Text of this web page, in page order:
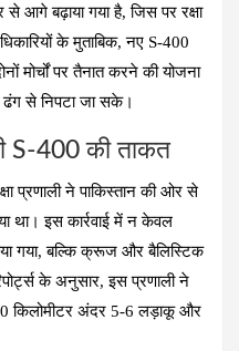
आगे बढ़ाया गया है, जिस पर रक्षा
के मुताबिक, नए S-400
मोर्चों पर तैनात करने की योजना
ढंग से निपटा जा सके।
S-400 की ताकत
प्रणाली ने पाकिस्तान की ओर से
था। इस कार्रवाई में न केवल
गया, बल्कि क्रूज और बैलिस्टिक
के अनुसार, इस प्रणाली ने
किलोमीटर अंदर 5-6 लड़ाकू और